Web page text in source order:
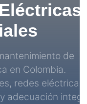
de
en Colombia.
redes eléctricas
adecuación